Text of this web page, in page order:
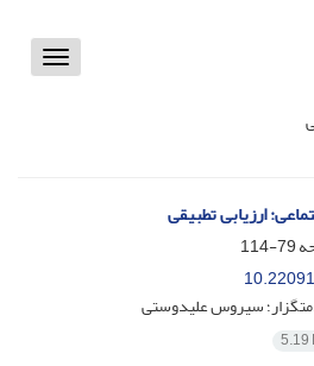
Toggle
ارزیابی تطبیقی
79-114
سیروس علیدوستی
5.19